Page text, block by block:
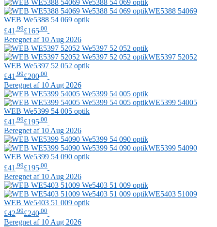
WE5388 54069
WEB We5388 54 069 optik
£41 .99£165 .00
Beregnet af 10 Aug 2026
WE5397 52052
WEB We5397 52 052 optik
£41 .99£200 .00
Beregnet af 10 Aug 2026
WE5399 54005
WEB We5399 54 005 optik
£41 .99£195.00
Beregnet af 10 Aug 2026
WE5399 54090
WEB We5399 54 090 optik
£41 .99£195 .00
Beregnet af 10 Aug 2026
WE5403 51009
WEB We5403 51 009 optik
£42 .99£240 .00
Beregnet af 10 Aug 2026